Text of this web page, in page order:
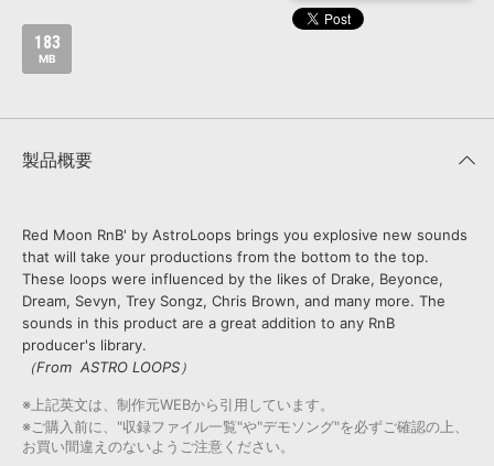
SLS ライセンス提供
183
MB
製品概要
Red Moon RnB' by AstroLoops brings you explosive new sounds
that will take your productions from the bottom to the top.
These loops were influenced by the likes of Drake, Beyonce,
Dream, Sevyn, Trey Songz, Chris Brown, and many more. The
sounds in this product are a great addition to any RnB
producer's library.
（From ASTRO LOOPS）
※上記英文は、制作元WEBから引用しています。
※ご購入前に、"収録ファイル一覧"や"デモソング"を必ずご確認の上、
お買い間違えのないようご注意ください。